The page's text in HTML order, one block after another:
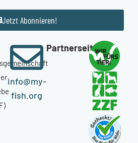
Jetzt Abonnieren!
info@my-
fish.org
Partnerseiten